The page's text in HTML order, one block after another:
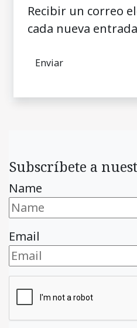
Recibir un correo
cada nueva
Subscríbete a
Name
Email